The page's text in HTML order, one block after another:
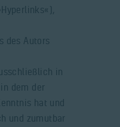
des Autors
in
dem der
hat und
und zumutbar